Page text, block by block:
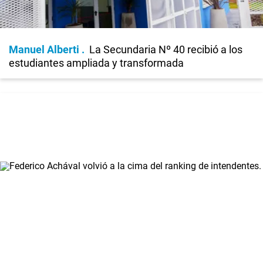
Manuel Alberti
La Secundaria Nº 40 recibió a los
estudiantes ampliada y transformada